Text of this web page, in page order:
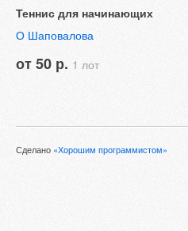
Теннис для начинающих
О Шаповалова
от 50 р. 1 лот
Сделано «Хорошим программистом»